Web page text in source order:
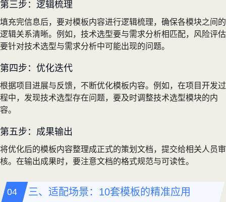
第三步：逻辑梳理
填充完信息后，要对模板内容进行逻辑梳理，确保各模块之间的
逻辑关系清晰。例如，技术选型要与需求分析相匹配，风险评估
要针对技术选型与需求分析中可能出现的问题。
第四步：优化迭代
根据项目进展与反馈，不断优化模板内容。例如，在项目开发过
程中，发现技术选型存在问题，要及时调整技术选型模块的内
容。
第五步：成果输出
将优化后的模板内容整理成正式的策划文档，提交给相关人员审
核。在输出成果时，要注意文档的格式规范与可读性。
三、适配场景：10套模板的精准应用